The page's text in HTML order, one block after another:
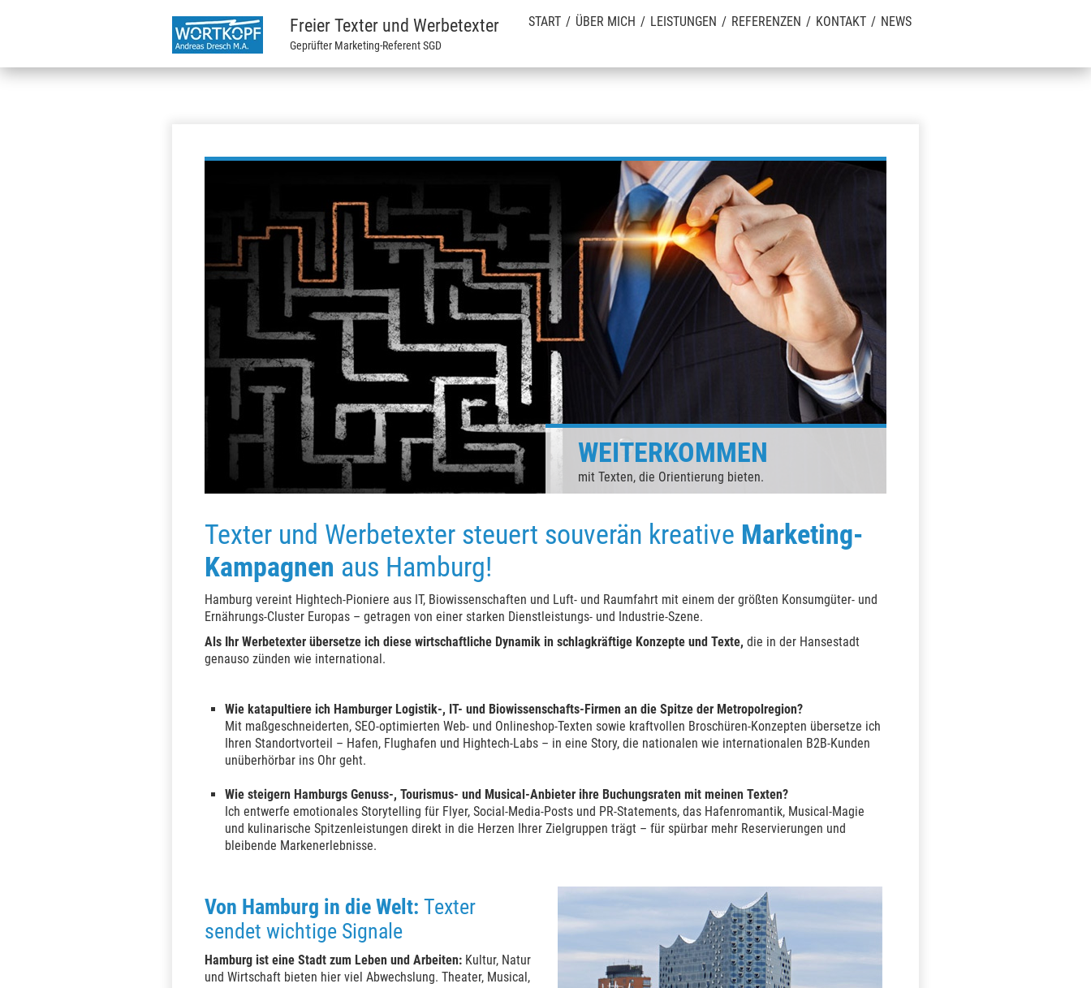
Freier Texter und Werbetexter
Geprüfter Marketing-Referent SGD
START ÜBER MICH LEISTUNGEN REFERENZEN KONTAKT NEWS
WEITERKOMMEN
mit Texten, die Orientierung bieten.
Texter und Werbetexter steuert souverän kreative Marketing-
Kampagnen aus Hamburg!
Hamburg vereint Hightech-Pioniere aus IT, Biowissenschaften und Luft- und Raumfahrt mit einem der größten Konsumgüter- und
Ernährungs-Cluster Europas – getragen von einer starken Dienstleistungs- und Industrie-Szene.
Als Ihr Werbetexter übersetze ich diese wirtschaftliche Dynamik in schlagkräftige Konzepte und Texte, die in der Hansestadt
genauso zünden wie international.
Wie katapultiere ich Hamburger Logistik-, IT- und Biowissenschafts-Firmen an die Spitze der Metropolregion?
Mit maßgeschneiderten, SEO-optimierten Web- und Onlineshop-Texten sowie kraftvollen Broschüren-Konzepten übersetze ich
Ihren Standortvorteil – Hafen, Flughafen und Hightech-Labs – in eine Story, die nationalen wie internationalen B2B-Kunden
unüberhörbar ins Ohr geht.
Wie steigern Hamburgs Genuss-, Tourismus- und Musical-Anbieter ihre Buchungsraten mit meinen Texten?
Ich entwerfe emotionales Storytelling für Flyer, Social-Media-Posts und PR-Statements, das Hafenromantik, Musical-Magie
und kulinarische Spitzenleistungen direkt in die Herzen Ihrer Zielgruppen trägt – für spürbar mehr Reservierungen und
bleibende Markenerlebnisse.
Von Hamburg in die Welt: Texter
sendet wichtige Signale
Hamburg ist eine Stadt zum Leben und Arbeiten: Kultur, Natur
und Wirtschaft bieten hier viel Abwechslung. Theater, Musical,